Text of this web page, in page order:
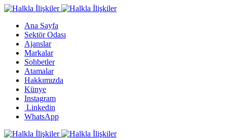
Ana Sayfa
Sektör Odası
Ajanslar
Markalar
Sohbetler
Atamalar
Hakkımızda
Künye
Instagram
Linkedin
WhatsApp